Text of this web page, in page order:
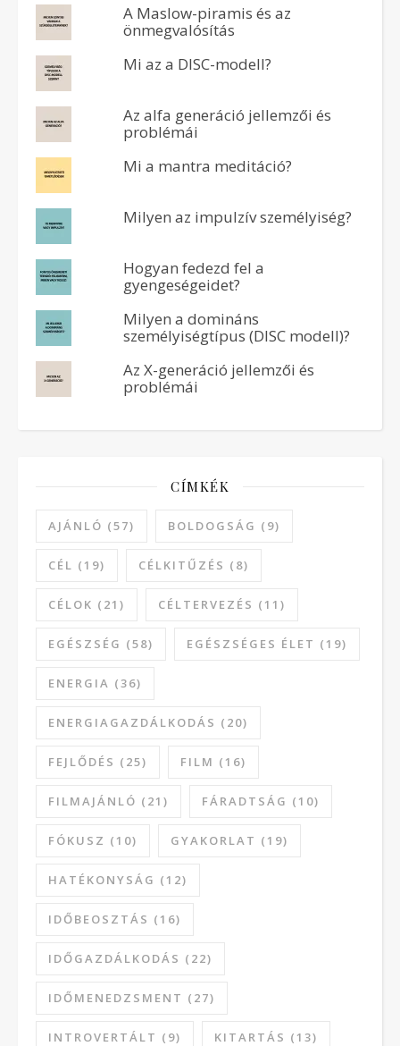
A Maslow-piramis és az
önmegvalósítás
Mi az a DISC-modell?
Az alfa generáció jellemzői és
problémái
Mi a mantra meditáció?
Milyen az impulzív személyiség?
Hogyan fedezd fel a
gyengeségeidet?
Milyen a domináns
személyiségtípus (DISC modell)?
Az X-generáció jellemzői és
problémái
CÍMKÉK
AJÁNLÓ (57) BOLDOGSÁG (9)
CÉL (19) CÉLKITŰZÉS (8)
CÉLOK (21) CÉLTERVEZÉS (11)
EGÉSZSÉG (58) EGÉSZSÉGES ÉLET (19)
ENERGIA (36)
ENERGIAGAZDÁLKODÁS (20)
FEJLŐDÉS (25) FILM (16)
FILMAJÁNLÓ (21) FÁRADTSÁG (10)
FÓKUSZ (10) GYAKORLAT (19)
HATÉKONYSÁG (12)
IDŐBEOSZTÁS (16)
IDŐGAZDÁLKODÁS (22)
IDŐMENEDZSMENT (27)
INTROVERTÁLT (9) KITARTÁS (13)